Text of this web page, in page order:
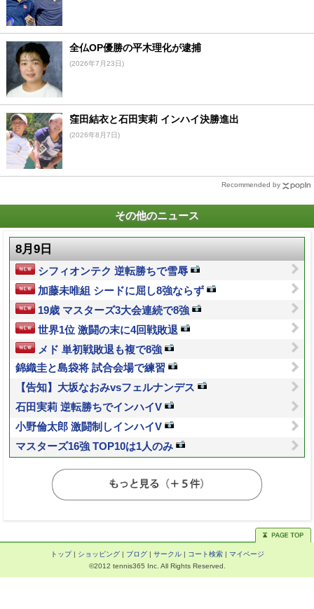
全仏OP優勝の平木理化が逮捕
(2026年7月23日)
窪田結衣と石田実莉 インハイ決勝進出
(2026年8月7日)
Recommended by
その他のニュース
8月9日
シフィオンテク 逆転勝ちで雪辱
加藤未唯組 シードに屈し8強ならず
19歳 マスターズ3大会連続で8強
世界1位 激闘の末に4回戦敗退
メド 単初戦敗退も複で8強
錦織圭と島袋将 試合会場で練習
【告知】大坂なおみvsフェルナンデス
石田実莉 逆転勝ちでインハイV
小野倫太郎 激闘制しインハイV
マスターズ16強 TOP10は1人のみ
トップ| ショッピング| ブログ| サークル| コート検索| マイページ
©2012 tennis365 Inc. All Rights Reserved.